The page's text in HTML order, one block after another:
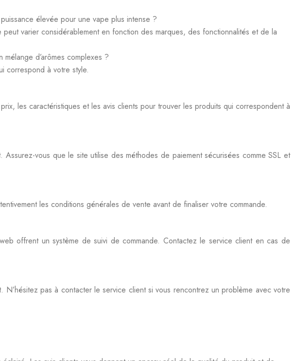
élevée pour une vape plus intense ?
varier considérablement en fonction des marques, des fonctionnalités et de la
d’arômes complexes ?
correspond à votre style.
les caractéristiques et les avis clients pour trouver les produits qui correspondent à
vous que le site utilise des méthodes de paiement sécurisées comme SSL et
les conditions générales de vente avant de finaliser votre commande.
offrent un système de suivi de commande. Contactez le service client en cas de
pas à contacter le service client si vous rencontrez un problème avec votre